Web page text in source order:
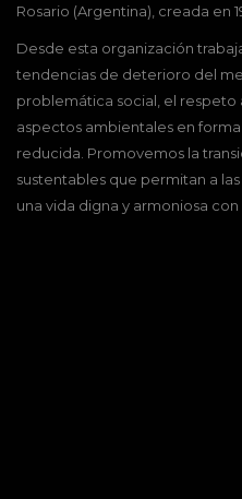
Rosario (Argentina), creada en
Desde esta organización
tendencias de deterioro del
problemática social, el respeto
aspectos ambientales en
reducida. Promovemos la
sustentables que permitan a
una vida digna y armoniosa con